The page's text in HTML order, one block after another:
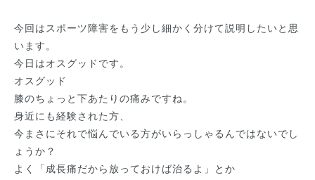
今回はスポーツ障害をもう少し細かく分けて説明したいと思
います。
今日はオスグッドです。
オスグッド
膝のちょっと下あたりの痛みですね。
身近にも経験された方、
今まさにそれで悩んでいる方がいらっしゃるんではないでし
ょうか？
よく「成長痛だから放っておけば治るよ」とか